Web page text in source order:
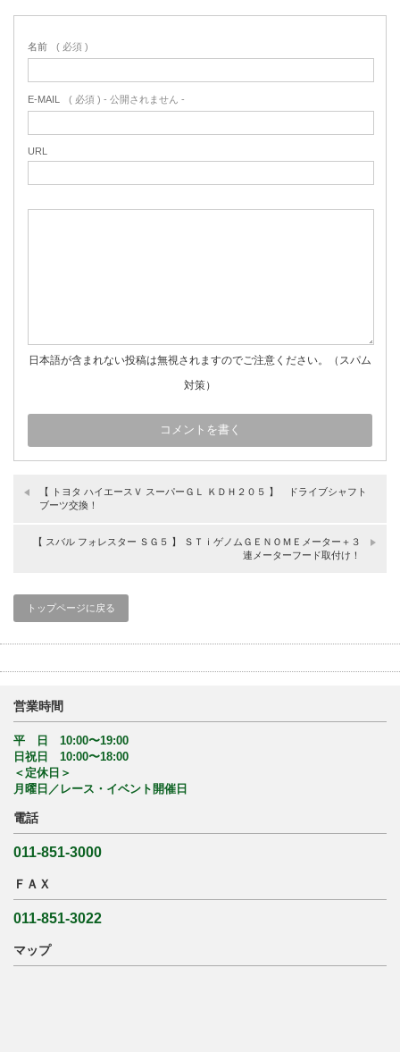
名前 ( 必須 )
E-MAIL ( 必須 ) - 公開されません -
URL
日本語が含まれない投稿は無視されますのでご注意ください。（スパム
対策）
【 トヨタ ハイエースＶ スーパーＧＬ ＫＤＨ２０５ 】 ドライブシャフト
ブーツ交換！
【 スバル フォレスター ＳＧ５ 】 ＳＴｉゲノムＧＥＮＯＭＥメーター＋３
連メーターフード取付け！
トップページに戻る
営業時間
平 日 10:00〜19:00
日祝日 10:00〜18:00
＜定休日＞
月曜日／レース・イベント開催日
電話
011-851-3000
ＦＡＸ
011-851-3022
マップ